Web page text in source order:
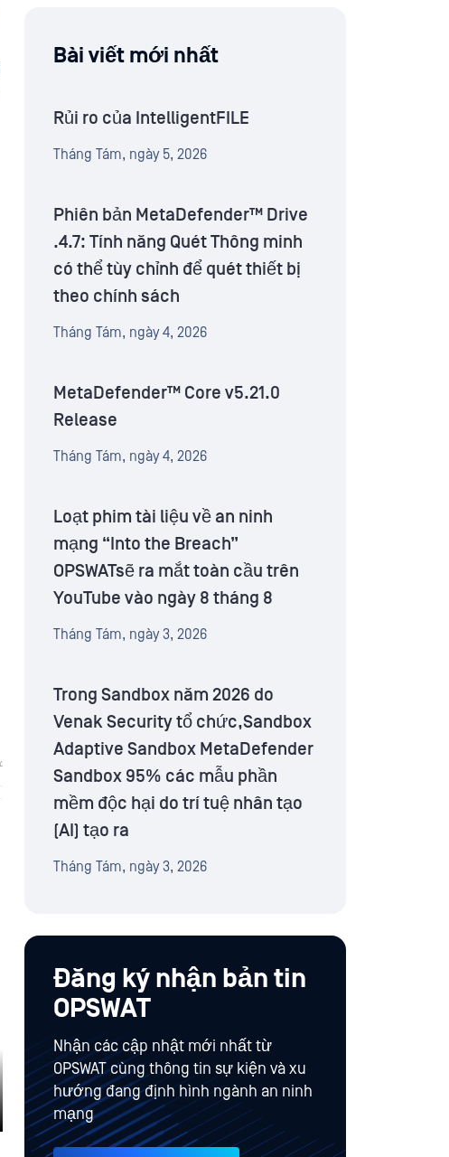
Bài viết mới nhất
Rủi ro của IntelligentFILE
Tháng Tám, ngày 5, 2026
Phiên bản MetaDefender™ Drive
.4.7: Tính năng Quét Thông minh
có thể tùy chỉnh để quét thiết bị
theo chính sách
Tháng Tám, ngày 4, 2026
MetaDefender™ Core v5.21.0
Release
Tháng Tám, ngày 4, 2026
Loạt phim tài liệu về an ninh
mạng “Into the Breach”
OPSWATsẽ ra mắt toàn cầu trên
YouTube vào ngày 8 tháng 8
Tháng Tám, ngày 3, 2026
Trong Sandbox năm 2026 do
Venak Security tổ chức,Sandbox
Adaptive Sandbox MetaDefender
Sandbox 95% các mẫu phần
mềm độc hại do trí tuệ nhân tạo
(AI) tạo ra
Tháng Tám, ngày 3, 2026
Đăng ký nhận bản tin
OPSWAT
Nhận các cập nhật mới nhất từ
OPSWAT cùng thông tin sự kiện và xu
hướng đang định hình ngành an ninh
mạng